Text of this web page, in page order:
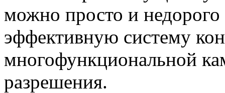
можно просто и недорого
эффективную систему
многофункциональной
разрешения.